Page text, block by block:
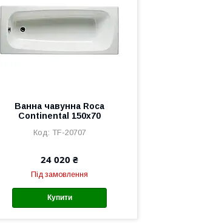
Ванна чавунна Roca
Continental 150x70
TF-20707
24 020 ₴
Під замовлення
Купити